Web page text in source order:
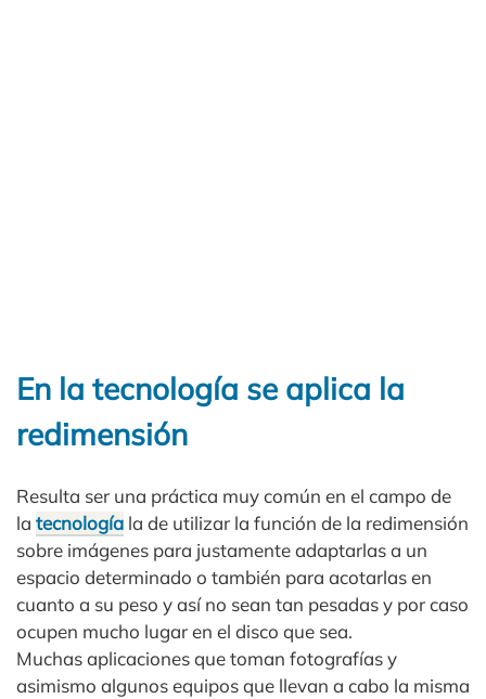
En la tecnología se aplica la
redimensión
Resulta ser una práctica muy común en el campo de
la tecnología la de utilizar la función de la redimensión
sobre imágenes para justamente adaptarlas a un
espacio determinado o también para acotarlas en
cuanto a su peso y así no sean tan pesadas y por caso
ocupen mucho lugar en el disco que sea.
Muchas aplicaciones que toman fotografías y
asimismo algunos equipos que llevan a cabo la misma